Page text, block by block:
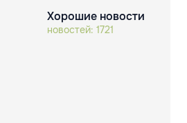
Хорошие новости
новостей: 1721